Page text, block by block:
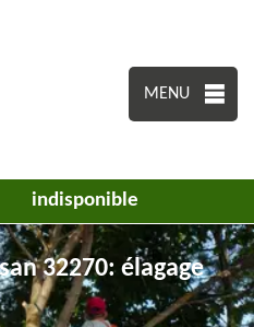
MENU
indisponible
32270: élagage